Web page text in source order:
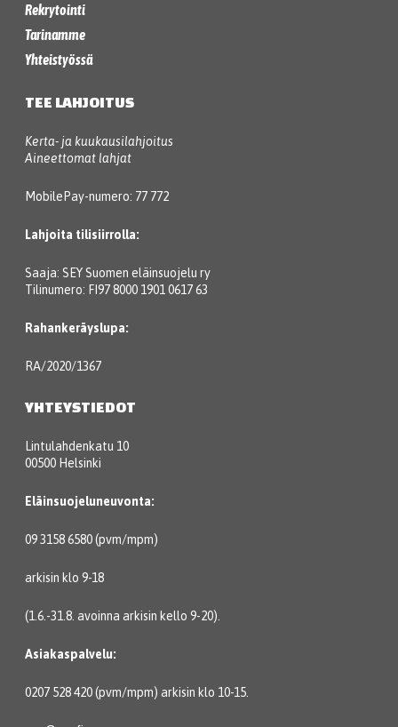
Rekrytointi
Tarinamme
Yhteistyössä
TEE LAHJOITUS
Kerta- ja kuukausilahjoitus
Aineettomat lahjat
MobilePay-numero: 77 772
Lahjoita tilisiirrolla:
Saaja: SEY Suomen eläinsuojelu ry
Tilinumero: FI97 8000 1901 0617 63
Rahankeräyslupa:
RA/2020/1367
YHTEYSTIEDOT
Lintulahdenkatu 10
00500 Helsinki
Eläinsuojeluneuvonta:
09 3158 6580 (pvm/mpm)
arkisin klo 9-18
(1.6.-31.8. avoinna arkisin kello 9-20).
Asiakaspalvelu:
0207 528 420 (pvm/mpm) arkisin klo 10-15.